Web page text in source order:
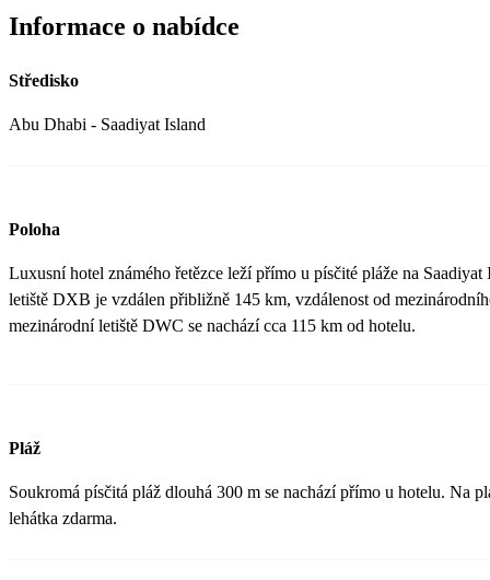
Informace o nabídce
Středisko
Abu Dhabi - Saadiyat Island
Poloha
Luxusní hotel známého řetězce leží přímo u písčité pláže na
letiště DXB je vzdálen přibližně 145 km, vzdálenost od
mezinárodní letiště DWC se nachází cca 115 km od hotelu.
Pláž
Soukromá písčitá pláž dlouhá 300 m se nachází přímo u hotelu. Na
lehátka zdarma.